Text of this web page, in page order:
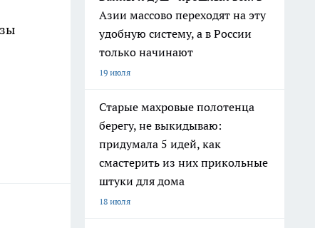
Азии массово переходят на эту
удобную систему, а в России
только начинают
19 июля
Старые махровые полотенца
берегу, не выкидываю:
придумала 5 идей, как
смастерить из них прикольные
штуки для дома
18 июля